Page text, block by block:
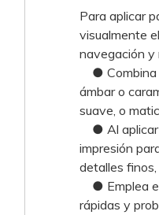
Para aplicar
visualmente
navegación y
● Combina
ámbar o
suave, o
● Al aplicar
impresión
detalles
● Emplea el
rápidas y